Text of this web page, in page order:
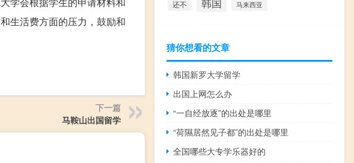
生活费方面的压力，鼓励和
下一篇
马鞍山出国留学
还不 马来西亚
猜你想看的文章
韩国新罗大学留学
出国上网怎么办
“一自经放逐”的出处是哪里
“荷隰居然见子都”的出处是哪里
全国哪些大专学乐器好的